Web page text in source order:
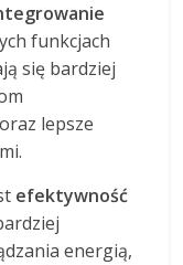
funkcjach
się bardziej
lepsze
efektywność
energią,